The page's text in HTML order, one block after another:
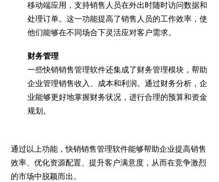
移动端应用，支持销售人员在外出时随时访问数据和
处理订单。这一功能提高了销售人员的工作效率，使
他们能够在不同场合下灵活应对客户需求。
财务管理
一些快销销售管理软件还集成了财务管理模块，帮助
企业管理销售收入、成本和利润。通过财务分析，企
业能够更好地掌握财务状况，进行合理的预算和资金
规划。
通过以上功能，快销销售管理软件能够帮助企业提高销售
效率、优化资源配置、提升客户满意度，从而在竞争激烈
的市场中脱颖而出。